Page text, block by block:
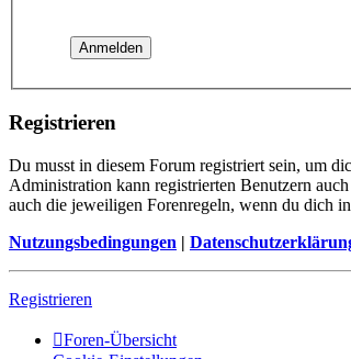
Registrieren
Du musst in diesem Forum registriert sein, um
Administration kann registrierten Benutzern
auch die jeweiligen Forenregeln, wenn du dich
Nutzungsbedingungen |
Registrieren
Foren-Übersicht